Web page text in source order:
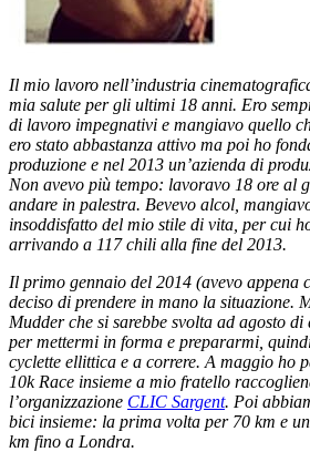
Il mio lavoro nell’industria
mia salute per gli ultimi 18 anni. Ero
di lavoro impegnativi e mangiavo quello
ero stato abbastanza attivo ma poi ho
produzione e nel 2013 un’azienda di
Non avevo più tempo: lavoravo 18 ore al
andare in palestra. Bevevo alcol,
insoddisfatto del mio stile di vita, per cui
arrivando a 117 chili alla fine del 2013.
Il primo gennaio del 2014 (avevo appena
deciso di prendere in mano la situazione.
Mudder che si sarebbe svolta ad agosto di
per mettermi in forma e prepararmi,
cyclette ellittica e a correre. A maggio ho
10k Race insieme a mio fratello
l’organizzazione CLIC Sargent. Poi
bici insieme: la prima volta per 70 km e
km fino a Londra.